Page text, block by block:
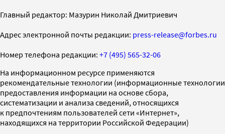
Главный редактор: Мазурин Николай Дмитриевич
Адрес электронной почты редакции: press-release@forbes.ru
Номер телефона редакции: +7 (495) 565-32-06
На информационном ресурсе применяются
рекомендательные технологии (информационные технологии
предоставления информации на основе сбора,
систематизации и анализа сведений, относящихся
к предпочтениям пользователей сети «Интернет»,
находящихся на территории Российской Федерации)